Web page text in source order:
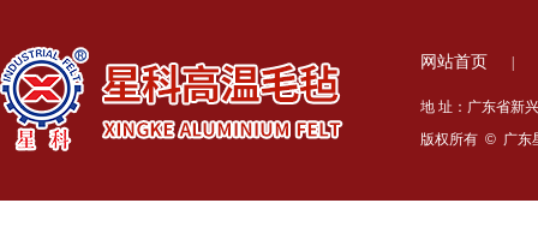
网站首页
地 址：广东省新
版权所有 © 广东